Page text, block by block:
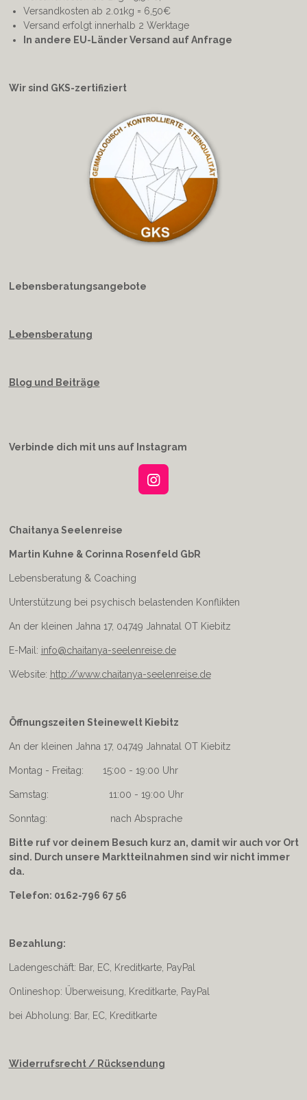
Versandkosten ab 2.01kg = 6,50€
Versand erfolgt innerhalb 2 Werktage
In andere EU-Länder Versand auf Anfrage
Wir sind GKS-zertifiziert
Lebensberatungsangebote
Lebensberatung
Blog und Beiträge
Verbinde dich mit uns auf Instagram
I
g
m
Chaitanya Seelenreise
Martin Kuhne & Corinna Rosenfeld GbR
Lebensberatung & Coaching
Unterstützung bei psychisch belastenden Konflikten
An der kleinen Jahna 17, 04749 Jahnatal OT Kiebitz
E-Mail: info@chaitanya-seelenreise.de
Website: http://www.chaitanya-seelenreise.de
Öffnungszeiten Steinewelt Kiebitz
An der kleinen Jahna 17, 04749 Jahnatal OT Kiebitz
Montag - Freitag: 15:00 - 19:00 Uhr
Samstag: 11:00 - 19:00 Uhr
Sonntag: nach Absprache
Bitte ruf vor deinem Besuch kurz an, damit wir auch vor Ort
sind. Durch unsere Marktteilnahmen sind wir nicht immer
da.
Telefon: 0162-796 67 56
Bezahlung:
Ladengeschäft: Bar, EC, Kreditkarte, PayPal
Onlineshop: Überweisung, Kreditkarte, PayPal
bei Abholung: Bar, EC, Kreditkarte
Widerrufsrecht / Rücksendung